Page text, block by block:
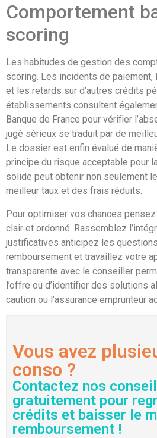
Comportement
scoring
Les habitudes de gestion des
scoring. Les incidents de
et les retards sur d’autres crédits
établissements consultent
Banque de France pour vérifier
jugé sérieux se traduit par de
Le dossier est enfin évalué de
principe du risque acceptable pour
solide peut obtenir non seulement
meilleur taux et des frais réduits.
Pour optimiser vos chances
clair et ordonné. Rassemblez
justificatives anticipez les
remboursement et travaillez votre
transparente avec le conseiller
l’offre ou d’identifier des solutions
caution ou l’assurance emprunteur
Vous avez
conso ?
Contactez nos
gratuitement pour
crédits et baisser le
remboursement !